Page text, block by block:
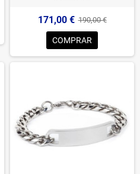
171,00 € 190,00 €
COMPRAR